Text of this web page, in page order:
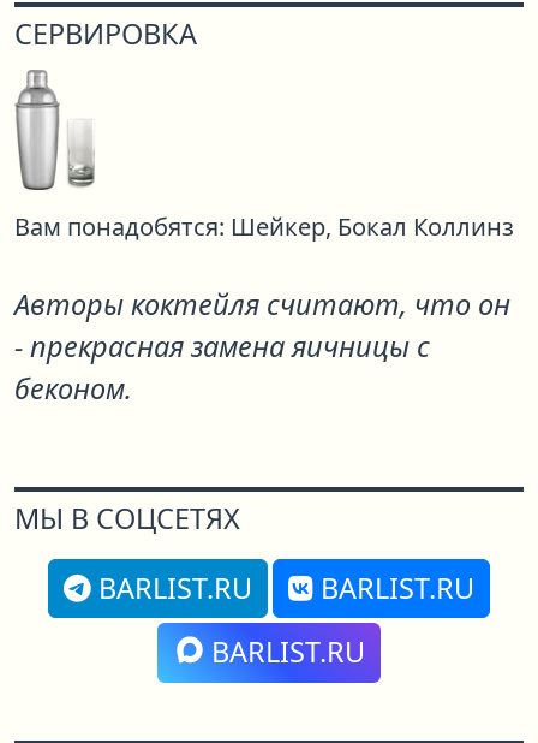
СЕРВИРОВКА
Вам понадобятся: Шейкер, Бокал Коллинз
Авторы коктейля считают, что он
- прекрасная замена яичницы с
беконом.
МЫ В СОЦСЕТЯХ
BARLIST.RU
BARLIST.RU
BARLIST.RU